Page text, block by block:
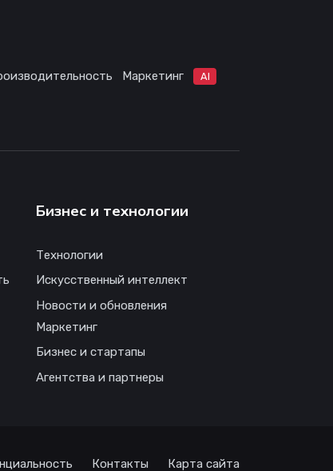
Маркетинг AI
Бизнес и технологии
Технологии
Искусственный интеллект
Новости и обновления
Маркетинг
Бизнес и стартапы
Агентства и партнеры
Контакты Карта сайта